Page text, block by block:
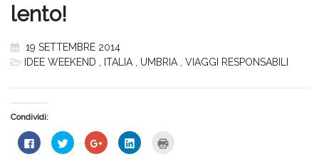
lento!
19 SETTEMBRE 2014
IDEE WEEKEND
ITALIA UMBRIA VIAGGI RESPONSABILI
Condividi:
Fai
clic
Fai
clic
Fai
clic
Fai
clic